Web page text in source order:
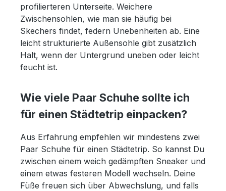
profilierteren Unterseite. Weichere
Zwischensohlen, wie man sie häufig bei
Skechers findet, federn Unebenheiten ab. Eine
leicht strukturierte Außensohle gibt zusätzlich
Halt, wenn der Untergrund uneben oder leicht
feucht ist.
Wie viele Paar Schuhe sollte ich
für einen Städtetrip einpacken?
Aus Erfahrung empfehlen wir mindestens zwei
Paar Schuhe für einen Städtetrip. So kannst Du
zwischen einem weich gedämpften Sneaker und
einem etwas festeren Modell wechseln. Deine
Füße freuen sich über Abwechslung, und falls